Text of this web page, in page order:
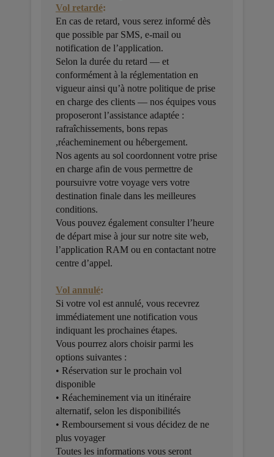
Vol retardé:
En cas de retard, vous serez informé dès
que possible par SMS, e-mail ou
notification de l’application.
Selon la durée du retard — et
conformément à la réglementation en
vigueur ainsi qu’à notre politique de prise
en charge des clients — nos équipes vous
proposeront l’assistance adaptée :
rafraîchissements, bons repas
,réacheminement ou hébergement.
Nos agents au sol coordonnent votre prise
en charge afin de vous permettre de
poursuivre votre voyage vers votre
destination finale dans les meilleures
conditions.
Vous pouvez également consulter l’heure
de départ mise à jour sur notre site web,
l’application RAM ou en contactant notre
centre d’appel.
Vol annulé:
Si votre vol est annulé, vous recevrez
immédiatement une notification vous
indiquant les prochaines étapes.
Vous pourrez alors choisir parmi les
options suivantes :
• Réservation sur le prochain vol
disponible
• Réacheminement via un itinéraire
alternatif, selon les disponibilités
• Remboursement si vous décidez de ne
plus voyager
Toutes les informations vous seront